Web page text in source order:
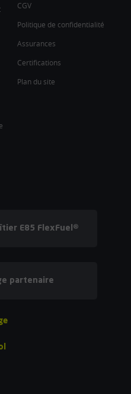
CGV
Politique de confidentialité
Assurances
Certifications
Plan du site
E85 FlexFuel®
partenaire